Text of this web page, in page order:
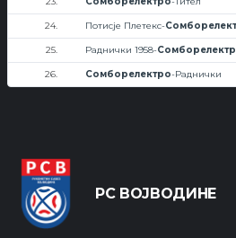
24. Потисје Плетекс-
25. Раднички 1958-
26. Сомборелектро-Раднички
РС ВОЈВОДИНЕ